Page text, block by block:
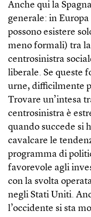
Anche qui la
generale: in
possono esistere
meno formali) tra
centrosinistra
liberale. Se queste
urne, difficilmente
Trovare un’intesa
centrosinistra è
quando succede si
cavalcare le
programma di
favorevole agli
con la svolta
negli Stati Uniti.
l’occidente si sta